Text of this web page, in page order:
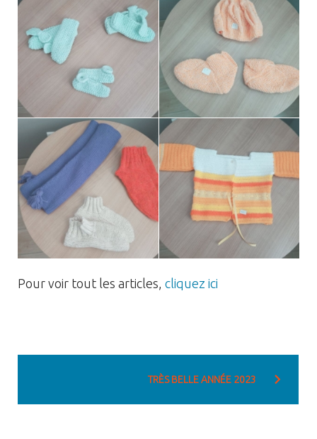
Pour voir tout les articles, cliquez ici
Navigation
l’article
TRÈS BELLE ANNÉE 2023